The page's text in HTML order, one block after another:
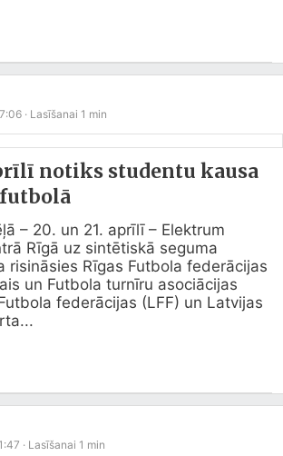
· Lasīšanai 1 min
notiks studentu kausa
– 20. un 21. aprīlī – Elektrum
Rīgā uz sintētiskā seguma
risināsies Rīgas Futbola federācijas
un Futbola turnīru asociācijas
federācijas (LFF) un Latvijas
· Lasīšanai 1 min